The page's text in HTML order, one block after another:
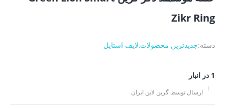
Zikr Ring
دسته:جدیدترین محصولات,لایف استایل
1 در انبار
ارسال توسط گرین لاین ایران